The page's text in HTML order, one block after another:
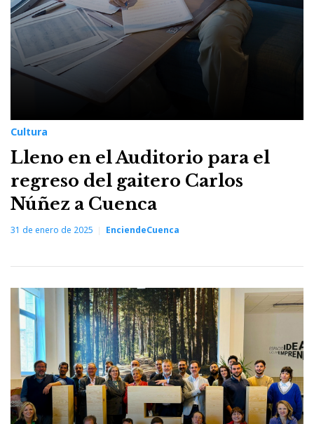
Cultura
Lleno en el Auditorio para el
regreso del gaitero Carlos
Núñez a Cuenca
31 de enero de 2025 EnciendeCuenca